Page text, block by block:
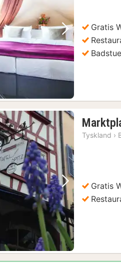
Neste bilde
Gratis
Badstue
Neste bilde
Tyskland ›
Gratis